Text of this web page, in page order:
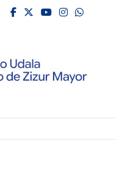
de
facebook
twitter
youtube